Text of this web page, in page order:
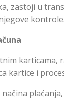
zastoji u
kontrole.
karticama,
kartice i